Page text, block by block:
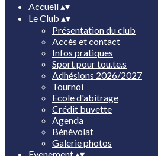
Accueil▴▾
Le Club ▴▾
Présentation du club
Accès et contact
Infos pratiques
Sport pour tou.te.s
Adhésions 2026/2027
Tournoi
Ecole d'abitrage
Crédit buvette
Agenda
Bénévolat
Galerie photos